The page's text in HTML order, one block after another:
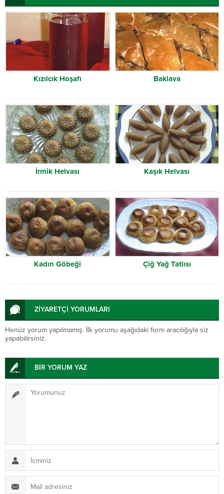
Kızılcık Hoşafı Baklava
İrmik Helvası Kaşık Helvası
Kadın Göbeği Çiğ Yağ Tatlısı
ZİYARETÇİ YORUMLARI
Henüz yorum yapılmamış. İlk yorumu aşağıdaki form aracılığıyla siz
yapabilirsiniz.
BİR YORUM YAZ